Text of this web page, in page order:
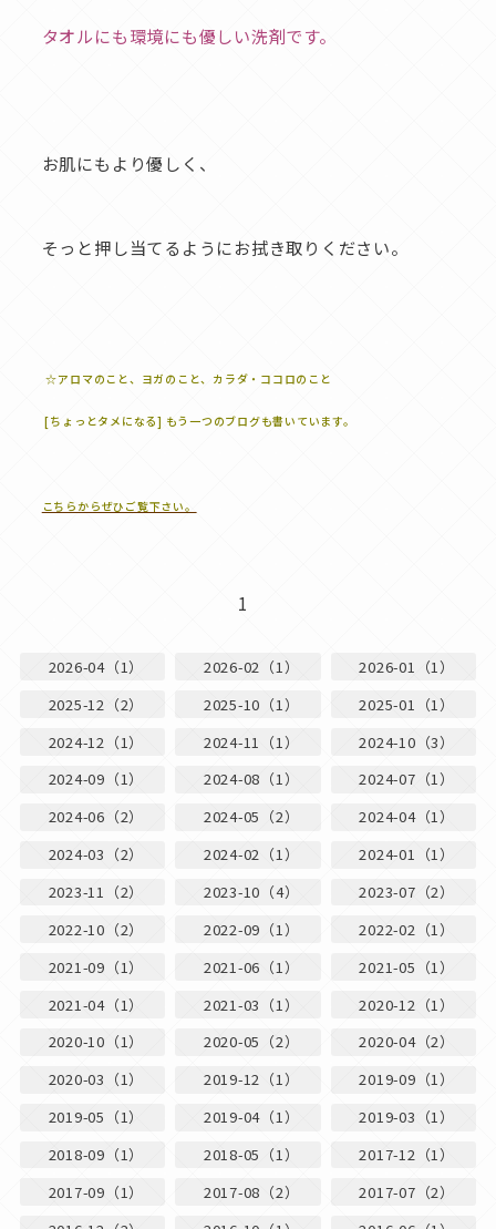
タオルにも環境にも優しい洗剤です。
お肌にもより優しく、
そっと押し当てるようにお拭き取りください。
☆アロマのこと、ヨガのこと、カラダ・ココロのこと
[ちょっとタメになる] もう一つのブログも書いています。
こちらからぜひご覧下さい。
1
2026-04（1） 2026-02（1）
2026-01（1）
2025-12（2）
2025-10（1）
2025-01（1）
2024-12（1）
2024-11（1）
2024-10（3）
2024-09（1）
2024-08（1）
2024-07（1）
2024-06（2）
2024-05（2）
2024-04（1）
2024-03（2）
2024-02（1）
2024-01（1）
2023-11（2）
2023-10（4）
2023-07（2）
2022-10（2）
2022-09（1）
2022-02（1）
2021-09（1）
2021-06（1）
2021-05（1）
2021-04（1）
2021-03（1）
2020-12（1）
2020-10（1）
2020-05（2）
2020-04（2）
2020-03（1）
2019-12（1）
2019-09（1）
2019-05（1）
2019-04（1）
2019-03（1）
2018-09（1）
2018-05（1）
2017-12（1）
2017-09（1）
2017-08（2）
2017-07（2）